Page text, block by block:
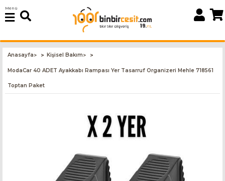
Menü
Anasayfa> Kişisel Bakım>
ModaCar 40 ADET Ayakkabı Rampası Yer Tasarruf Organizeri Mehle 718561
Toptan Paket